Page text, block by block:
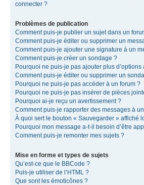
connecter ?
Problèmes de publication
Comment puis-je publier un sujet dans un
Comment puis-je éditer ou supprimer un
Comment puis-je ajouter une signature à un
Comment puis-je créer un sondage ?
Pourquoi ne puis-je pas ajouter plus
Comment puis-je éditer ou supprimer un
Pourquoi ne puis-je pas accéder à un forum ?
Pourquoi ne puis-je pas insérer de pièces
Pourquoi ai-je reçu un avertissement ?
Comment puis-je rapporter des messages à
À quoi sert le bouton « Sauvegarder » affiché
Pourquoi mon message a-t-il besoin d’être
Comment puis-je remonter mes sujets ?
Mise en forme et types de sujets
Qu’est-ce que le BBCode ?
Puis-je utiliser de l’HTML ?
Que sont les émoticônes ?